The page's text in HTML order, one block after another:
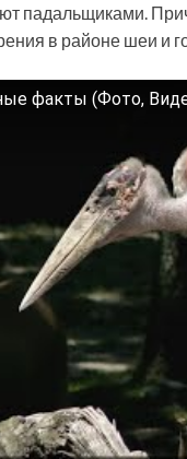
падальщиками.
в районе шеи и
факты (Фото,